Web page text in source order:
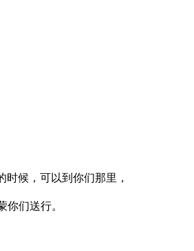
候，可以到你们那里，
们送行。